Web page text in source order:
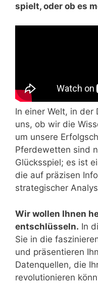
spielt, oder ob es
In einer Welt, in der
uns, ob wir die
um unsere
Pferdewetten sind
Glücksspiel; es ist
die auf präzisen
strategischer
Wir wollen Ihnen
entschlüsseln. In
Sie in die
und präsentieren
Datenquellen, die
revolutionieren